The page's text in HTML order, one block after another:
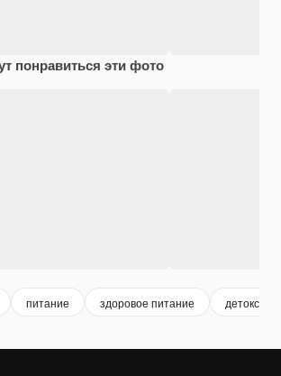
понравиться эти фото
питание здоровое питание детокс